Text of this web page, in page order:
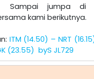
jumpa di
kami berikutnya.
ITM (14.50) – NRT
(23.55) byS JL729